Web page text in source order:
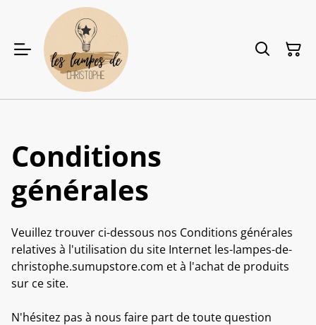
Conditions
générales
Veuillez trouver ci-dessous nos Conditions générales
relatives à l'utilisation du site Internet les-lampes-de-
christophe.sumupstore.com et à l'achat de produits
sur ce site.
N'hésitez pas à nous faire part de toute question